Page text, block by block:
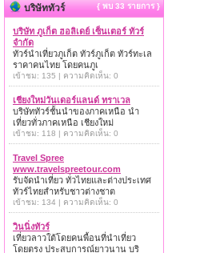
บริษัททัวร์ { พบ 33 รายการ }
บริษัท ภูเก็ต ฮอลิเดย์ เซ็นเตอร์ ทัวร์
จำกัด
ทัวร์นำเที่ยวภูเก็ต ทัวร์ภูเก็ต ทัวร์ทะเล
ราคาคนไทย โดยคนภูเ
เข้าชม: 135 | ความคิดเห็น: 0
เชียงใหม่วันเดอร์แลนด์ ทราเวล
บริษัททัวร์ชั้นนำของภาคเหนือ นำ
เที่ยวทั่วภาคเหนือ เชียงใหม่
เข้าชม: 118 | ความคิดเห็น: 0
Travel Spree
www.travelspreetour.com
รับจัดนำเที่ยว ทั่วไทยและต่างประเทศ
ทัวร์ไทยสำหรับชาวต่างชาต
เข้าชม: 134 | ความคิดเห็น: 0
วินนิ่งทัวร์
เที่ยวลาวใต้โดยคนพื้อนที่นำเที่ยว
โดยตรง ประสบการณ์ยาวนาน บริ